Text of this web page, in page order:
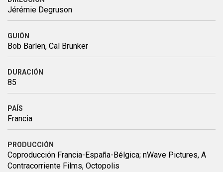
Jérémie Degruson
GUIÓN
Bob Barlen, Cal Brunker
DURACIÓN
85
PAÍS
Francia
PRODUCCIÓN
Coproducción Francia-España-Bélgica; nWave Pictures, A
Contracorriente Films, Octopolis